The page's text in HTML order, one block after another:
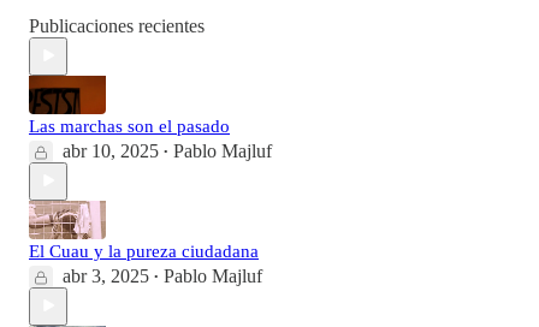
Publicaciones recientes
Las marchas son el pasado
abr 10, 2025 • Pablo Majluf
El Cuau y la pureza ciudadana
abr 3, 2025 • Pablo Majluf